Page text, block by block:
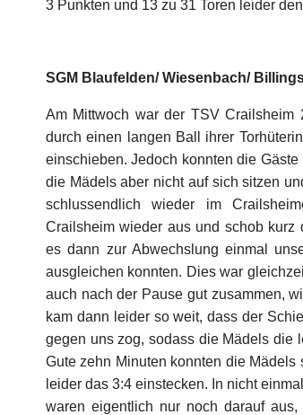
3 Punkten und 13 zu 31 Toren leider
SGM Blaufelden/ Wiesenbach/
Am Mittwoch war der TSV
durch einen langen Ball ihrer
einschieben. Jedoch konnten die
die Mädels aber nicht auf sich sitzen
schlussendlich wieder im
Crailsheim wieder aus und schob kurz
es dann zur Abwechslung einmal
ausgleichen konnten. Dies war
auch nach der Pause gut zusammen,
kam dann leider so weit, dass der
gegen uns zog, sodass die Mädels die
Gute zehn Minuten konnten die
leider das 3:4 einstecken. In nicht
waren eigentlich nur noch darauf